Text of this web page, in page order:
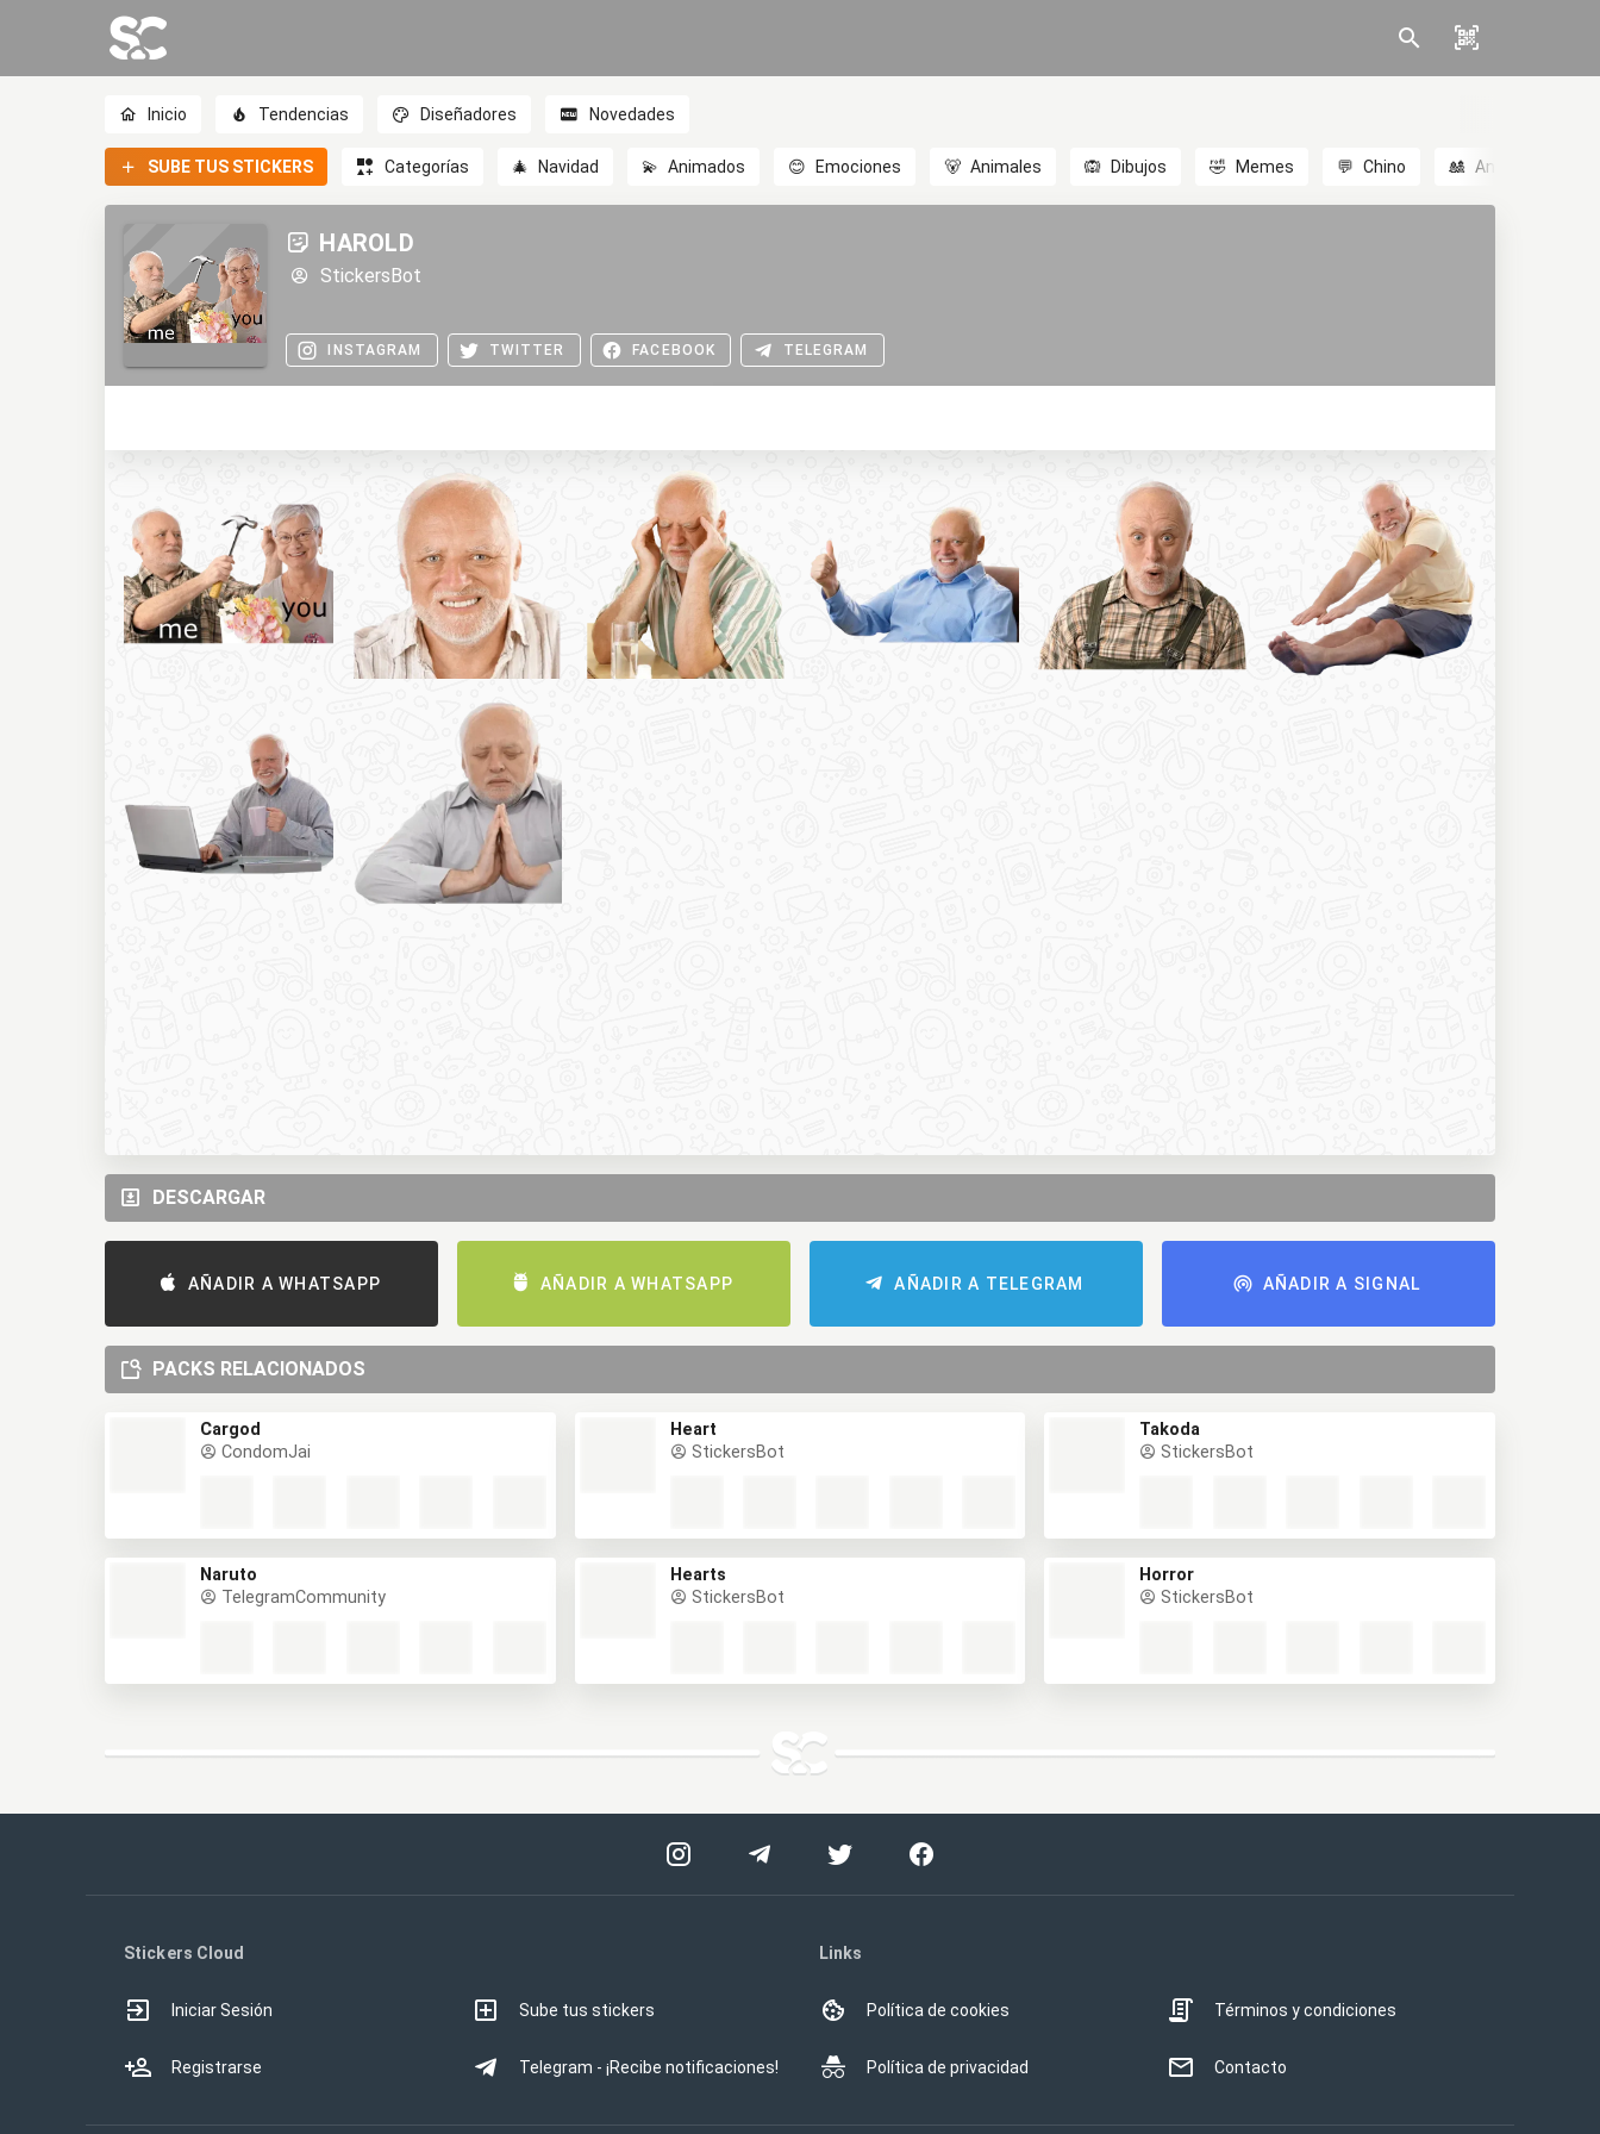
Inicio Tendencias Diseñadores Novedades
SUBE TUS STICKERS Categorías 🎄 Navidad 💫 Animados 😊 Emociones 🐻 Animales 🙉 Dibujos 🤣 Memes 💬 Chino 🎎 Anime
HAROLD
StickersBot
INSTAGRAM TWITTER FACEBOOK TELEGRAM
DESCARGAR
AÑADIR A WHATSAPP AÑADIR A WHATSAPP AÑADIR A TELEGRAM AÑADIR A SIGNAL
PACKS RELACIONADOS
Cargod
CondomJai
Heart
StickersBot
Takoda
StickersBot
Naruto
TelegramCommunity
Hearts
StickersBot
Horror
StickersBot
Stickers Cloud
Iniciar Sesión
Registrarse
Sube tus stickers
Telegram - ¡Recibe notificaciones!
Links
Política de cookies
Política de privacidad
Términos y condiciones
Contacto